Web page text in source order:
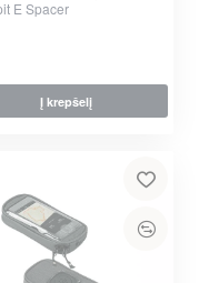
E Spacer
Į krepšelį